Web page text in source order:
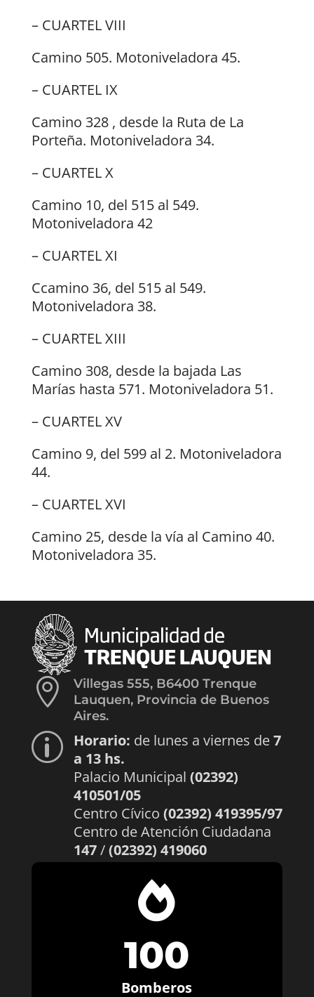
– CUARTEL VIII
Camino 505. Motoniveladora 45.
– CUARTEL IX
Camino 328 , desde la Ruta de La
Porteña. Motoniveladora 34.
– CUARTEL X
Camino 10, del 515 al 549.
Motoniveladora 42
– CUARTEL XI
Ccamino 36, del 515 al 549.
Motoniveladora 38.
– CUARTEL XIII
Camino 308, desde la bajada Las
Marías hasta 571. Motoniveladora 51.
– CUARTEL XV
Camino 9, del 599 al 2. Motoniveladora
44.
– CUARTEL XVI
Camino 25, desde la vía al Camino 40.
Motoniveladora 35.

Villegas 555, B6400 Trenque
Lauquen, Provincia de Buenos
Aires.
p Horario: de lunes a viernes de7
a 13 hs.
Palacio Municipal (02392)
410501/05
Centro Cívico (02392) 419395/97
Centro de Atención Ciudadana
147/(02392) 419060

100
Bomberos